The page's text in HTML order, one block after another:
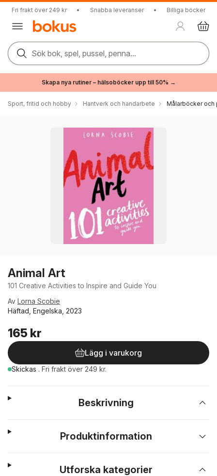
Fri frakt över 249 kr • Snabba leveranser • Billiga böcker
Sök bok, spel, pussel, penna...
Skapa nya rutiner – hälsoböcker upp till 50% →
Sport, fritid och hobby Hantverk och handarbete Målarböcker
Animal Art
101 Creative Activities to Inspire and Guide You
Av Lorna Scobie
Häftad, Engelska, 2023
165 kr
Lägg i varukorg
Skickas . Fri frakt över 249 kr.
Beskrivning
Produktinformation
Utforska kategorier